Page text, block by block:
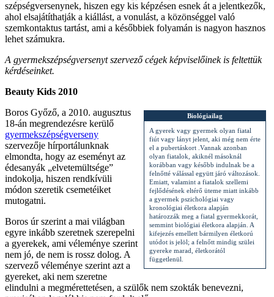
szépségversenynek, hiszen egy kis képzésen esnek át a jelentkezők,
ahol elsajátíthatják a kiállást, a vonulást, a közönséggel való
szemkontaktus tartást, ami a későbbiek folyamán is nagyon hasznos
lehet számukra.
A gyermekszépségversenyt szervező cégek képviselőinek is feltettük
kérdéseinket.
Beauty Kids 2010
Biológiailag
A gyerek vagy gyermek olyan fiatal
fiút vagy lányt jelent, aki még nem érte
el a pubertáskort .Vannak azonban
olyan fiatalok, akiknél másoknál
korábban vagy később indulnak be a
felnőtté válással együtt járó változások.
Emiatt, valamint a fiatalok szellemi
fejlődésének eltérő üteme miatt inkább
a gyermek pszichológiai vagy
kronológiai életkora alapján
határozzák meg a fiatal gyermekkorát,
semmint biológiai életkora alapján. A
kifejezés emellett bármilyen életkorú
utódot is jelöl; a felnőtt mindig szülei
gyereke marad, életkorától
függetlenül.
Boros Győző, a 2010. augusztus
18-án megrendezésre kerülő
gyermekszépségverseny
szervezője hírportálunknak
elmondta, hogy az eseményt az
édesanyák „elvetemültsége”
indokolja, hiszen rendkívüli
módon szeretik csemetéiket
mutogatni.
Boros úr szerint a mai világban
egyre inkább szeretnek szerepelni
a gyerekek, ami véleménye szerint
nem jó, de nem is rossz dolog. A
szervező véleménye szerint azt a
gyereket, aki nem szeretne
elindulni a megmérettetésen, a szülők nem szokták benevezni,